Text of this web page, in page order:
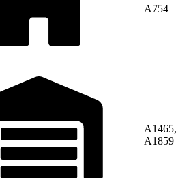
A754
A1465,
A1859